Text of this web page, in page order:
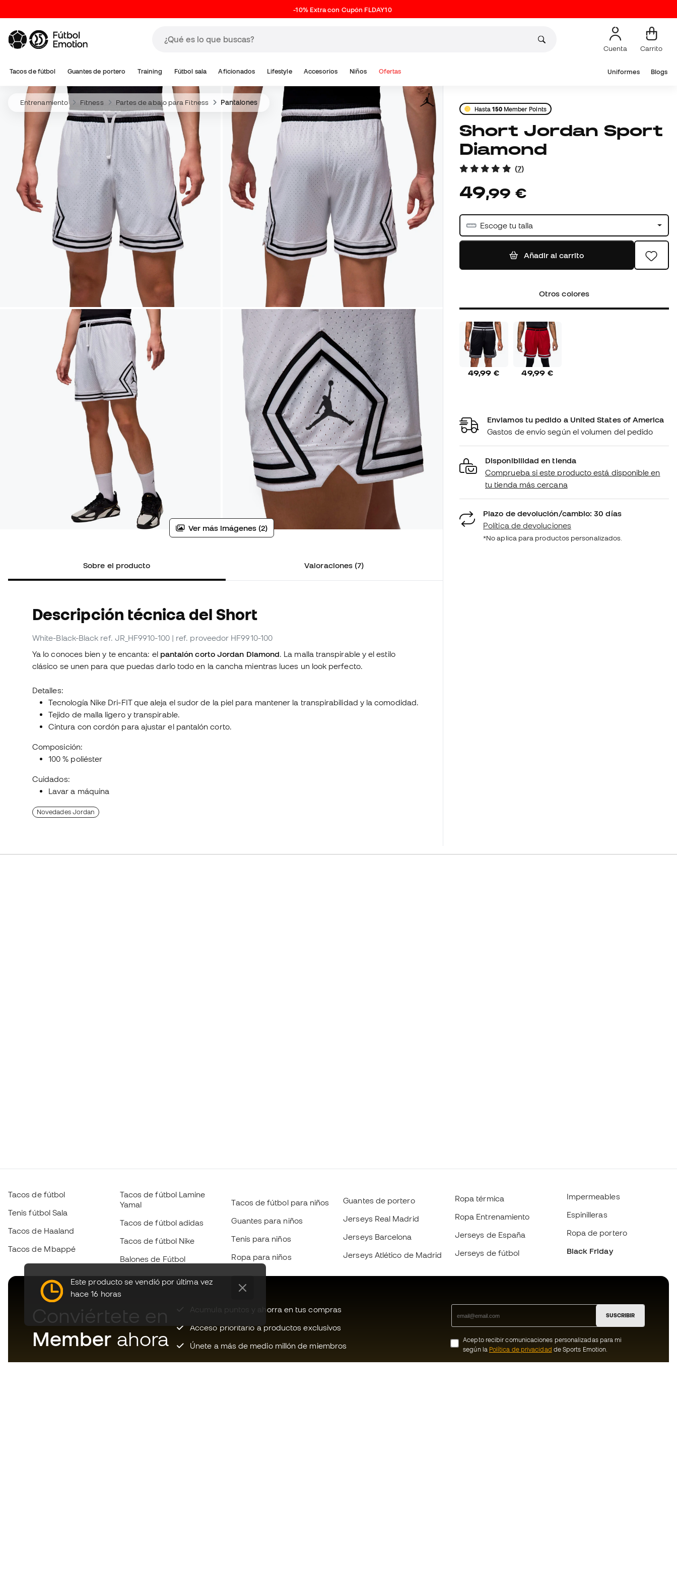
-10% Extra con Cupón FLDAY10
Cuenta Carrito
Tacos de fútbol Guantes de portero Training Fútbol sala Aficionados Lifestyle Accesorios Niños Ofertas Uniformes Blogs
Entrenamiento Fitness Partes de abajo para Fitness Pantalones
Ver más imágenes (2)
Sobre el producto Valoraciones (7)
Descripción técnica del Short
White-Black-Black ref. JR_HF9910-100 | ref. proveedor HF9910-100
Ya lo conoces bien y te encanta: el pantalón corto Jordan Diamond. La malla transpirable y el estilo
clásico se unen para que puedas darlo todo en la cancha mientras luces un look perfecto.
Detalles:
Tecnología Nike Dri-FIT que aleja el sudor de la piel para mantener la transpirabilidad y la comodidad.
Tejido de malla ligero y transpirable.
Cintura con cordón para ajustar el pantalón corto.
Composición:
100 % poliéster
Cuidados:
Lavar a máquina
Novedades Jordan
Hasta150Member Points
Short Jordan Sport
Diamond
(7)
49,99 €
Escoge tu talla
Añadir al carrito
Otros colores
49,99 € 49,99 €
Enviamos tu pedido a United States of America
Gastos de envío según el volumen del pedido
Disponibilidad en tienda
Comprueba si este producto está disponible en
tu tienda más cercana
Plazo de devolución/cambio: 30 días
Política de devoluciones
*No aplica para productos personalizados.
Este producto se vendió por última vez
hace 16 horas
Tacos de fútbol
Tenis fútbol Sala
Tacos de Haaland
Tacos de Mbappé
Tacos de fútbol Lamine
Yamal
Tacos de fútbol adidas
Tacos de fútbol Nike
Balones de Fútbol
Tacos de fútbol para niños
Guantes para niños
Tenis para niños
Ropa para niños
Guantes de portero
Jerseys Real Madrid
Jerseys Barcelona
Jerseys Atlético de Madrid
Ropa térmica
Ropa Entrenamiento
Jerseys de España
Jerseys de fútbol
Impermeables
Espinilleras
Ropa de portero
Black Friday
Conviértete en
Member ahora
Acumula puntos y ahorra en tus compras
Acceso prioritario a productos exclusivos
Únete a más de medio millón de miembros
SUSCRIBIR
Acepto recibir comunicaciones personalizadas para mi
según la Política de privacidad de Sports Emotion.